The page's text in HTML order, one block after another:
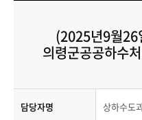
(2025년9월
의령군공공하수
담당자명 상하수도